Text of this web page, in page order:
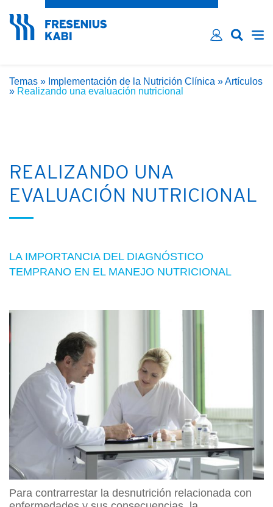
Email*
Recordarme
Temas » Implementación de la Nutrición Clínica »Artículos
» Realizando una evaluación nutricional
REALIZANDO UNA
EVALUACIÓN NUTRICIONAL
LA IMPORTANCIA DEL DIAGNÓSTICO
TEMPRANO EN EL MANEJO NUTRICIONAL
Para contrarrestar la desnutrición relacionada con